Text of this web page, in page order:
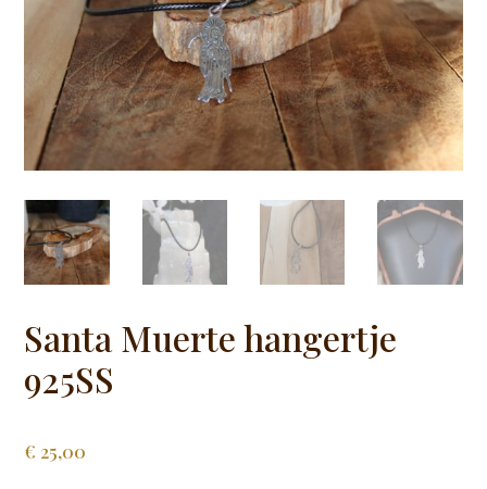
Santa Muerte hangertje
925SS
€ 25,00